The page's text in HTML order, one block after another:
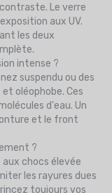
Le verre
aux UV.
les deux
intense ?
suspendu ou des
oléophobe. Ces
d'eau. Un
et le front
?
chocs élevée
les rayures dues
toujours vos